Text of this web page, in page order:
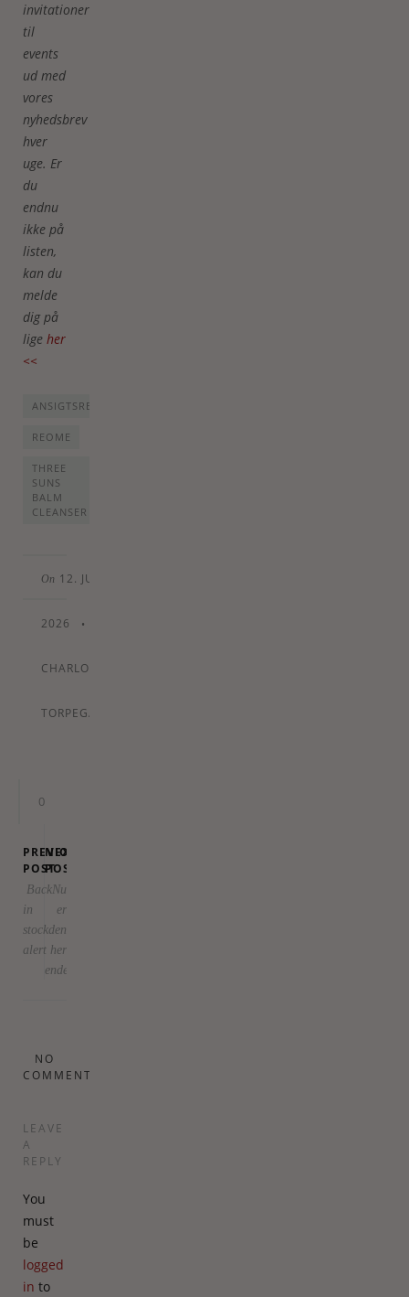
invitationer
til
events
ud med
vores
nyhedsbrev
hver
uge. Er
du
endnu
ikke på
listen,
kan du
melde
dig på
lige her
<<
ANSIGTSRENS
REOME
THREE
SUNS
BALM
CLEANSER
On 12. JUNE
2026 •
CHARLOTTE
TORPEGAARD
0
PREVIOUS
POST
Back
in
stock
alert
NEXT
POST
Nu
er
den
her
endelig
NO
COMMENTS
LEAVE
A
REPLY
You
must
be
logged
in to